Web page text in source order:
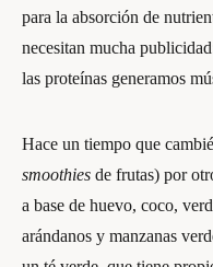
para la absorción de
necesitan mucha
las proteínas generamos
Hace un tiempo que
smoothies de frutas) por
a base de huevo, coco,
arándanos y manzanas